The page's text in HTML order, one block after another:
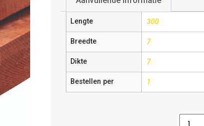
Lengte 300
Breedte 7
Dikte 7
Bestellen per 1